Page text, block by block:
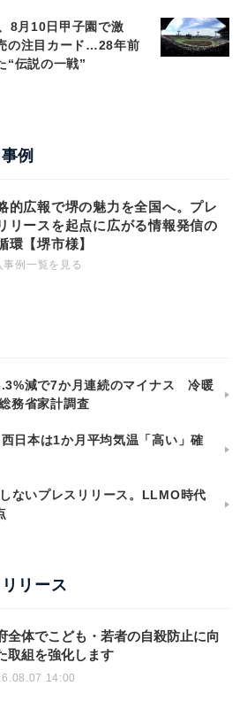
8月10日甲子園で激
の注目カード…28年前
“伝説の一戦”
例
的広報で堺の魅力を全国へ。プレ
リースを起点に広がる情報発信の
環【堺市様】
事例一覧を見る
減で7か月連続のマイナス 冷暖
務省家計調査
日本は1か月平均気温「高い」確
ないプレスリリース。LLMO時代
リース
全体でこども・若者の自殺防止に向
取組を強化します
14:00